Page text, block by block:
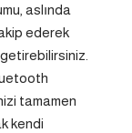
aslında
ederek
getirebilirsiniz.
tamamen
kendi